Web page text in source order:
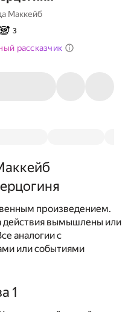
Маккейб
3
рассказчик
произведением.
действия вымышлены или
аналогии с
или событиями
1